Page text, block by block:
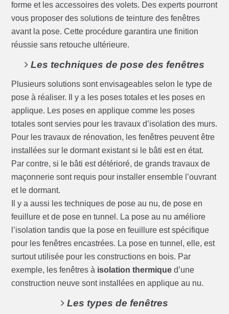
forme et les accessoires des volets. Des experts pourront
vous proposer des solutions de teinture des fenêtres
avant la pose. Cette procédure garantira une finition
réussie sans retouche ultérieure.
Les techniques de pose des fenêtres
Plusieurs solutions sont envisageables selon le type de
pose à réaliser. Il y a les poses totales et les poses en
applique. Les poses en applique comme les poses
totales sont servies pour les travaux d’isolation des murs.
Pour les travaux de rénovation, les fenêtres peuvent être
installées sur le dormant existant si le bâti est en état.
Par contre, si le bâti est détérioré, de grands travaux de
maçonnerie sont requis pour installer ensemble l’ouvrant
et le dormant.
Il y a aussi les techniques de pose au nu, de pose en
feuillure et de pose en tunnel. La pose au nu améliore
l’isolation tandis que la pose en feuillure est spécifique
pour les fenêtres encastrées. La pose en tunnel, elle, est
surtout utilisée pour les constructions en bois. Par
exemple, les fenêtres à isolation thermique d’une
construction neuve sont installées en applique au nu.
Les types de fenêtres